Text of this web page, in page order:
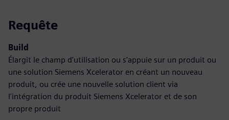
Requête
Build
Élargit le champ d'utilisation ou s'appuie sur un produit ou
une solution Siemens Xcelerator en créant un nouveau
produit, ou crée une nouvelle solution client via
l'intégration du produit Siemens Xcelerator et de son
propre produit